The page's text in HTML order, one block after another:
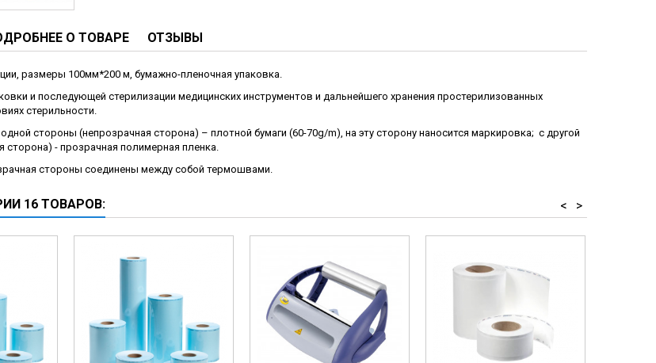
О ТОВАРЕ ОТЗЫВЫ
размеры 100мм*200 м, бумажно-пленочная упаковка.
и последующей стерилизации медицинских инструментов и дальнейшего хранения простерилизованных
стерильности.
стороны (непрозрачная сторона) – плотной бумаги (60-70g/m), на эту сторону наносится маркировка; с другой
сторона) - прозрачная полимерная пленка.
стороны соединены между собой термошвами.
16 ТОВАРОВ: >
<